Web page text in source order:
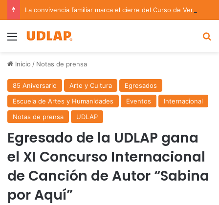
Menu
Inicio / Notas de prensa
85 Aniversario Arte y Cultura
Egresados
Escuela de Artes y Humanidades
Eventos
Internacional
Notas de prensa
UDLAP
Egresado de la UDLAP gana
el XI Concurso Internacional
de Canción de Autor “Sabina
por Aquí”